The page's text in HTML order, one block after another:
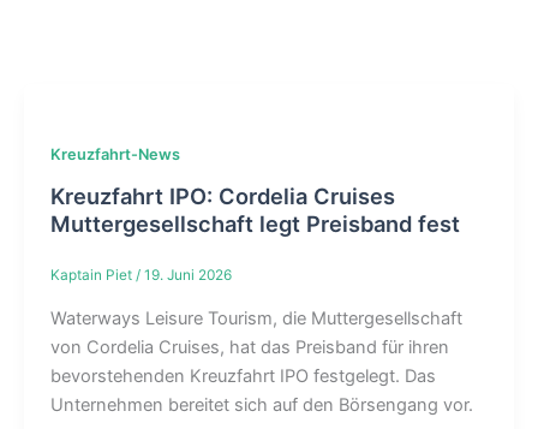
Kreuzfahrt-News
Kreuzfahrt IPO: Cordelia Cruises
Muttergesellschaft legt Preisband fest
Kaptain Piet / 19. Juni 2026
Waterways Leisure Tourism, die Muttergesellschaft
von Cordelia Cruises, hat das Preisband für ihren
bevorstehenden Kreuzfahrt IPO festgelegt. Das
Unternehmen bereitet sich auf den Börsengang vor.